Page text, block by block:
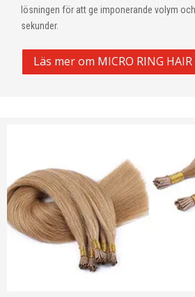
lösningen för att ge imponerande volym
sekunder.
Läs mer om MICRO RING HAIR